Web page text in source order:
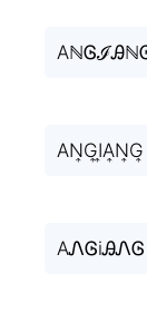
AN͎G͎I͎A͎N͎G͎
AᏁᎶiᎯᏁᎶ